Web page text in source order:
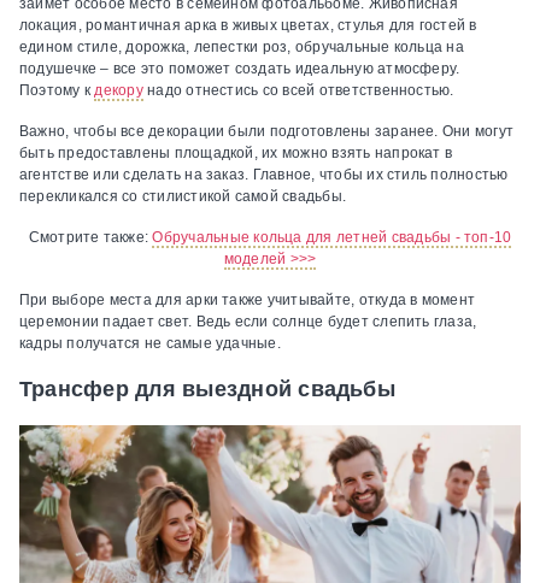
займет особое место в семейном фотоальбоме. Живописная
локация, романтичная арка в живых цветах, стулья для гостей в
едином стиле, дорожка, лепестки роз, обручальные кольца на
подушечке – все это поможет создать идеальную атмосферу.
Поэтому кдекорунадо отнестись со всей ответственностью.
Важно, чтобы все декорации были подготовлены заранее. Они могут
быть предоставлены площадкой, их можно взять напрокат в
агентстве или сделать на заказ. Главное, чтобы их стиль полностью
перекликался со стилистикой самой свадьбы.
Смотрите также:Обручальные кольца для летней свадьбы - топ-10
моделей >>>
При выборе места для арки также учитывайте, откуда в момент
церемонии падает свет. Ведь если солнце будет слепить глаза,
кадры получатся не самые удачные.
Трансфер для выездной свадьбы